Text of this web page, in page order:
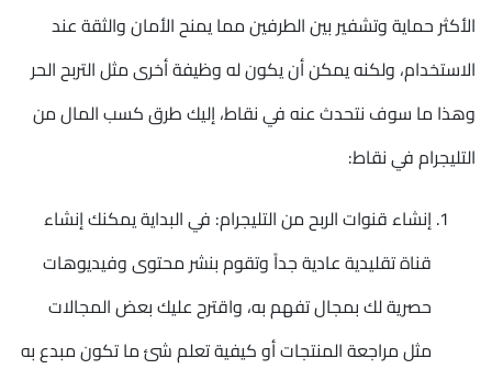
الأكثر حماية وتشفير بين الطرفين مما يمنح الأمان والثقة عند
الاستخدام، ولكنه يمكن أن يكون له وظيفة أخرى مثل التربح الحر
وهذا ما سوف نتحدث عنه في نقاط، إليك طرق كسب المال من
التليجرام في نقاط:
إنشاء قنوات الربح من التليجرام: في البداية يمكنك إنشاء
قناة تقليدية عادية جداً وتقوم بنشر محتوى وفيديوهات
حصرية لك بمجال تفهم به، واقترح عليك بعض المجالات
مثل مراجعة المنتجات أو كيفية تعلم شئ ما تكون مبدع به